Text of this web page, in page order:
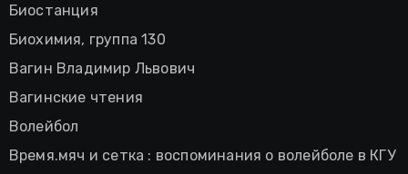
Биостанция
Биохимия, группа 130
Вагин Владимир Львович
Вагинские чтения
Волейбол
Время.мяч и сетка : воспоминания о волейболе в КГУ